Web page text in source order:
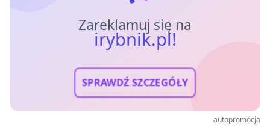
Zareklamuj się na
irybnik.pl!
SPRAWDŹ SZCZEGÓŁY
autopromocja